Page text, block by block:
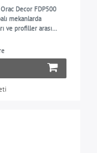
Decor FDP500
mekanlarda
ve profiller arası